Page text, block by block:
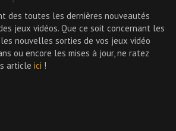
des toutes les dernières nouveautés
jeux vidéos. Que ce soit concernant les
nouvelles sorties de vos jeux vidéo
ou encore les mises à jour, ne ratez
article ici !